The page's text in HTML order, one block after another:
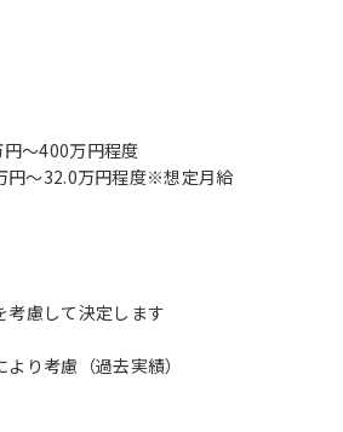
円〜400万円程度
円〜32.0万円程度※想定月給
考慮して決定します
より考慮（過去実績）